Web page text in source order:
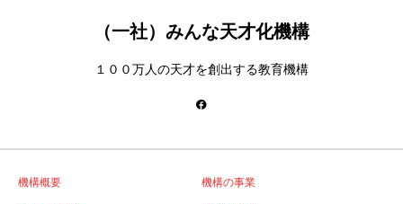
（一社）みんな天才化機構
１００万人の天才を創出する教育機構
機構概要 機構の事業